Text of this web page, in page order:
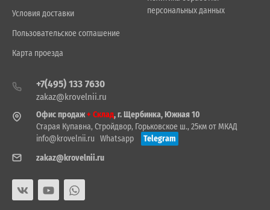
Условия доставки
Пользовательское соглашение
Карта проезда
персональных данных
+7(495) 133 7630
zakaz@krovelnii.ru
Офис продаж+ Склад, г. Щербинка, Южная 10
Старая Купавна, Стройдвор, Горьковское ш., 25км от МКАД
info@krovelnii.ru Whatsapp
Telegram
zakaz@krovelnii.ru